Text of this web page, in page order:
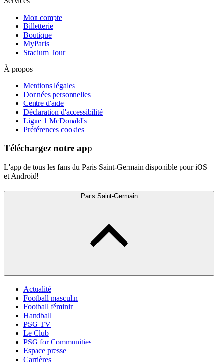
Mon compte
Billetterie
Boutique
MyParis
Stadium Tour
À propos
Mentions légales
Données personnelles
Centre d'aide
Déclaration d'accessibilité
Ligue 1 McDonald's
Préférences cookies
Téléchargez notre app
L'app de tous les fans du Paris Saint-Germain disponible pour iOS
et Android!
Paris Saint-Germain
Actualité
Football masculin
Football féminin
Handball
PSG TV
Le Club
PSG for Communities
Espace presse
Carrières